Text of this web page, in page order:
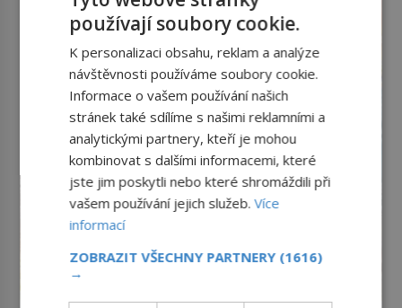
používají soubory cookie.
K personalizaci obsahu, reklam a analýze
návštěvnosti používáme soubory cookie.
Informace o vašem používání našich
stránek také sdílíme s našimi reklamními a
analytickými partnery, kteří je mohou
kombinovat s dalšími informacemi, které
jste jim poskytli nebo které shromáždili při
vašem používání jejich služeb.Více
informací
ZOBRAZIT VŠECHNY PARTNERY (1616)
→